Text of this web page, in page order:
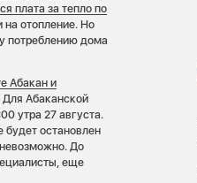
плата за тепло по
на отопление. Но
потреблению дома
Абакан и
Для Абаканской
утра 27 августа.
будет остановлен
До
еще